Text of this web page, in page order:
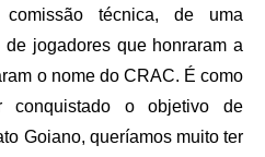
técnica, de uma
jogadores que honraram a
o nome do CRAC. É como
o objetivo de
Goiano, queríamos muito ter